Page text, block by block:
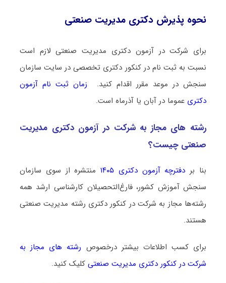
نحوه پذیرش دکتری ﻣﺪﻳﺮﻳﺖ صنعتی
برای شرکت در آزمون دکتری ﻣﺪﻳﺮﻳﺖ صنعتی لازم است
نسبت به ثبت نام در کنکور دکتری تخصصی در سایت سازمان
سنجش در موعد مقرر اقدام کنید.
زمان ثبت نام آزمون
دکتری عموما در آبان یا آذرماه است.
رشته­ های مجاز به شرکت در آزمون دکتری ﻣﺪﻳﺮﻳﺖ
صنعتی چیست؟
بنا بر دفترچه آزمون دکتری ۱۴۰۵
منتشره از سوی سازمان
سنجش آموزش کشور، فارغ‌التحصیلان کارشناسی ارشد همه
رشته‌ها مجاز به شرکت در کنکور دکتری رشته ﻣﺪﻳﺮﻳﺖ صنعتی
هستند.
برای کسب اطلاعات بیشتر درخصوص رشته های مجاز به
شرکت در کنکور دکتری ﻣﺪﻳﺮﻳﺖ صنعتیکلیک کنید.